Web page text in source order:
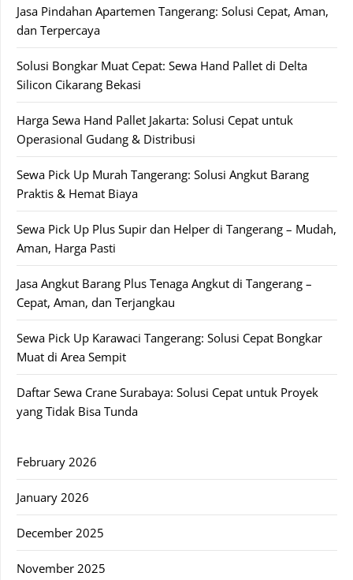
Jasa Pindahan Apartemen Tangerang: Solusi Cepat, Aman,
dan Terpercaya
Solusi Bongkar Muat Cepat: Sewa Hand Pallet di Delta
Silicon Cikarang Bekasi
Harga Sewa Hand Pallet Jakarta: Solusi Cepat untuk
Operasional Gudang & Distribusi
Sewa Pick Up Murah Tangerang: Solusi Angkut Barang
Praktis & Hemat Biaya
Sewa Pick Up Plus Supir dan Helper di Tangerang – Mudah,
Aman, Harga Pasti
Jasa Angkut Barang Plus Tenaga Angkut di Tangerang –
Cepat, Aman, dan Terjangkau
Sewa Pick Up Karawaci Tangerang: Solusi Cepat Bongkar
Muat di Area Sempit
Daftar Sewa Crane Surabaya: Solusi Cepat untuk Proyek
yang Tidak Bisa Tunda
February 2026
January 2026
December 2025
November 2025